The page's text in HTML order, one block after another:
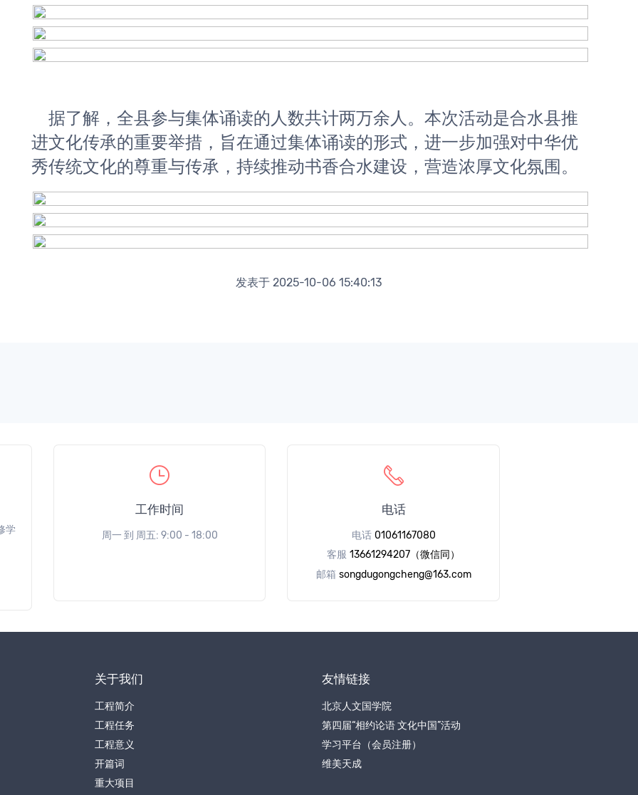
进文化传承的重要举措，旨在通过集体诵读的形式，进一步加强对中华优
秀传统文化的尊重与传承，持续推动书香合水建设，营造浓厚文化氛围。
发表于 2025-10-06 15:40:13
学
工作时间
周一 到 周五: 9:00 - 18:00
电话
电话 01061167080
客服 13661294207（微信同）
邮箱 songdugongcheng@163.com
关于我们
工程简介
工程任务
工程意义
开篇词
重大项目
友情链接
北京人文国学院
第四届“相约论语 文化中国”活动
学习平台（会员注册）
维美天成